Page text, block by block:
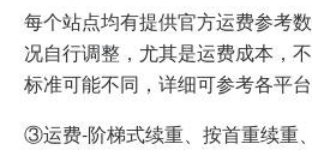
每个站点均有提供官方运费参考
况自行调整，尤其是运费成本，
标准可能不同，详细可参考各平
③运费-阶梯式续重、按首重续重